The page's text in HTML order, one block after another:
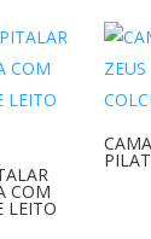
COM
LEITO